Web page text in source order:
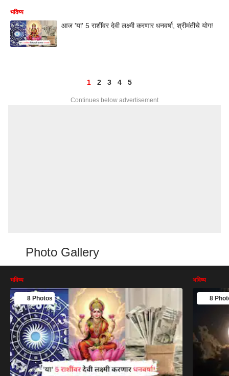
भविष्य
आज 'या' 5 राशींवर देवी लक्ष्मी करणार धनवर्षा, श्रीमंतीचे योग!
1 2 3 4 5
Continues below advertisement
Photo Gallery
भविष्य
8 Photos
भविष्य
8